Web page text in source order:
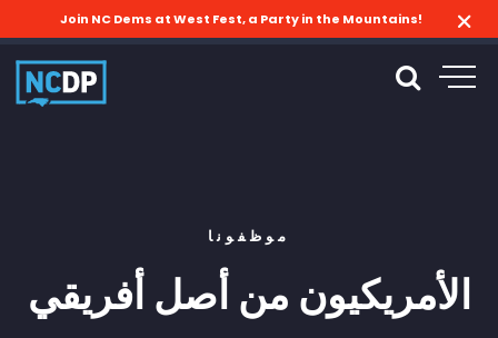
Join NC Dems at West Fest, a Party in the Mountains!
موظفونا
الأمريكيون من أصل أفريقي